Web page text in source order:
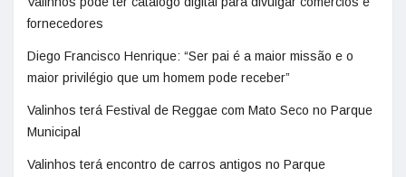
fornecedores
Diego Francisco Henrique: “Ser pai é a maior missão e o
maior privilégio que um homem pode receber”
Valinhos terá Festival de Reggae com Mato Seco no Parque
Municipal
Valinhos terá encontro de carros antigos no Parque